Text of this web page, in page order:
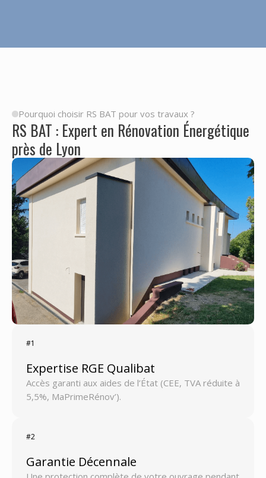
Pourquoi choisir RS BAT pour vos travaux ?
RS BAT : Expert en Rénovation Énergétique
près de Lyon
#1
Expertise RGE Qualibat
Accès garanti aux aides de l’État (CEE, TVA réduite à
5,5%, MaPrimeRénov’).
#2
Garantie Décennale